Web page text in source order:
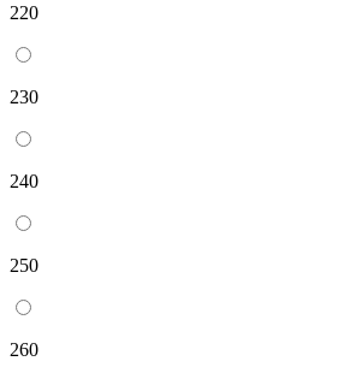
220
230
240
250
260